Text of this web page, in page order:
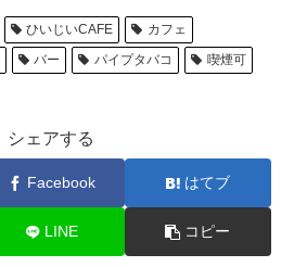
ひいじいCAFE
カフェ
バー パイプタバコ
喫煙可
シェアする
Facebook はてブ
LINE コピー